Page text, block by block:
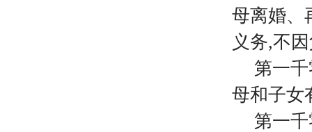
母离婚、
义务,不
第一
母和子女
第一